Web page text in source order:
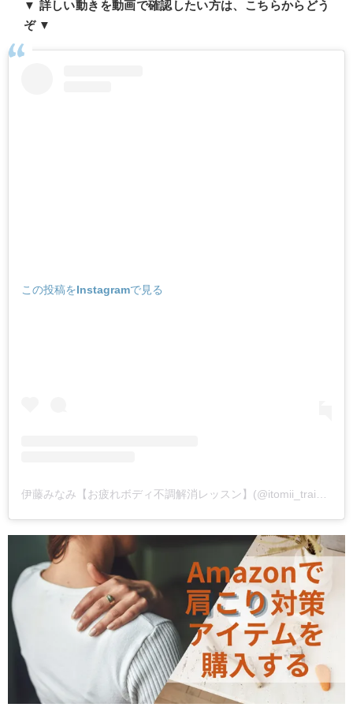
▼ 詳しい動きを動画で確認したい方は、こちらからどう
ぞ ▼
この投稿をInstagramで見る
伊藤みなみ【お疲れボディ不調解消レッスン】(@itomii_training)がシェアした投稿